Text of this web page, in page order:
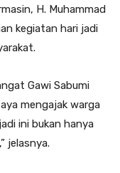
H. Muhammad
kegiatan hari jadi
Gawi Sabumi
mengajak warga
ini bukan hanya
jelasnya.